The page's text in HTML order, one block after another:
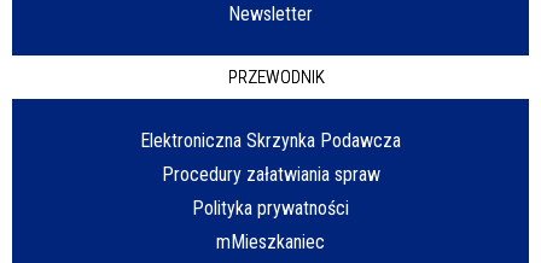
Newsletter
PRZEWODNIK
Elektroniczna Skrzynka Podawcza
Procedury załatwiania spraw
Polityka prywatności
mMieszkaniec